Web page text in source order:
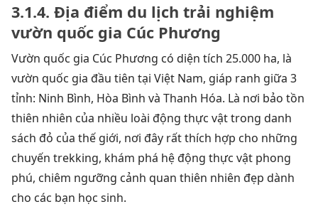
3.1.4. Địa điểm du lịch trải nghiệm
vườn quốc gia Cúc Phương
Vườn quốc gia Cúc Phương có diện tích 25.000 ha, là
vườn quốc gia đầu tiên tại Việt Nam, giáp ranh giữa 3
tỉnh: Ninh Bình, Hòa Bình và Thanh Hóa. Là nơi bảo tồn
thiên nhiên của nhiều loài động thực vật trong danh
sách đỏ của thế giới, nơi đây rất thích hợp cho những
chuyến trekking, khám phá hệ động thực vật phong
phú, chiêm ngưỡng cảnh quan thiên nhiên đẹp dành
cho các bạn học sinh.